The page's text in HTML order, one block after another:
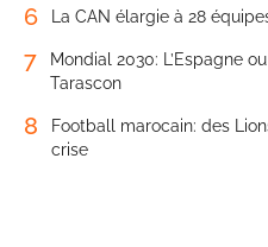
6 La CAN élargie à 28
7
Mondial 2030: L’Espagne
Tarascon
8
Football marocain: des
crise